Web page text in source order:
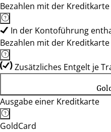
Bezahlen mit der
In der Kontoführung
Bezahlen mit der
Zusätzliches Entgelt je
Ausgabe einer Kreditkarte
GoldCard